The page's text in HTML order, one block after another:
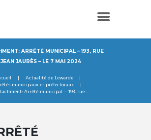
ARRÊTÉ MUNICIPAL – 193, RUE
JEAN JAURÈS – LE 7 MAI 2024
Actualité de Lewarde
municipaux et préfectoraux
Arrêté municipal – 193, rue...